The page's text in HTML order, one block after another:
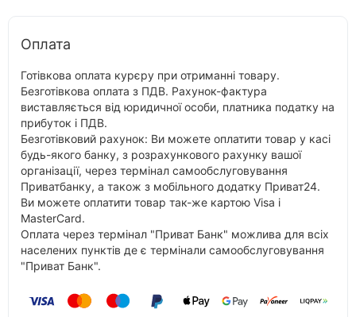
Оплата
Готівкова оплата курєру при отриманні товару.
Безготівкова оплата з ПДВ. Рахунок-фактура
виставляється від юридичної особи, платника податку на
прибуток і ПДВ.
Безготівковий рахунок: Ви можете оплатити товар у касі
будь-якого банку, з розрахункового рахунку вашої
організації, через термінал самообслуговування
Приватбанку, а також з мобільного додатку Приват24.
Ви можете оплатити товар так-же картою Visa і
MasterCard.
Оплата через термінал "Приват Банк" можлива для всіх
населених пунктів де є термінали самообслуговування
"Приват Банк".